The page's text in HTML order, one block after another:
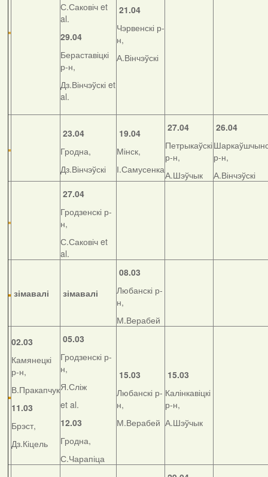
С.Саковіч et
al.
29.04
Бераставіцкі
р-н,
Дз.Вінчэўскі et
al.
21.04
Чэрвенскі р-
н,
А.Вінчэўскі
23.04
Гродна,
Дз.Вінчэўскі
19.04
Мінск,
І.Самусенка
27.04
Петрыкаўскі
р-н,
А.Шэўчык
26.04
р-н,
А.Вінчэўскі
27.04
Гродзенскі р-
н,
С.Саковіч et
al.
зімавалі зімавалі
08.03
Любанскі р-
н,
М.Верабей
02.03
Камянецкі
р-н,
В.Пракапчук
11.03
Брэст,
Дз.Кіцель
05.03
Гродзенскі р-
н,
Я.Сліж
et al.
12.03
Гродна,
С.Чарапіца
15.03
Любанскі р-
н,
М.Верабей
15.03
Калінкавіцкі
р-н,
А.Шэўчык